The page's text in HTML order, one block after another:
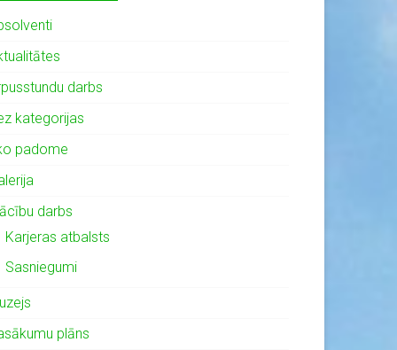
darbs
kategorijas
padome
darbs
Karjeras atbalsts
Sasniegumi
plāns